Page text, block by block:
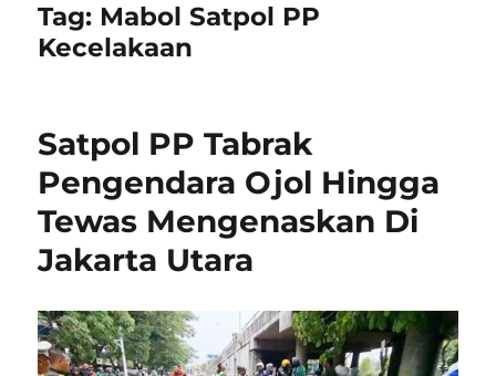
Tag: Mabol Satpol PP
Kecelakaan
Satpol PP Tabrak
Pengendara Ojol Hingga
Tewas Mengenaskan Di
Jakarta Utara